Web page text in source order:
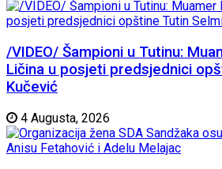
/VIDEO/ Šampioni u Tutinu:
Ličina u posjeti predsjednici
Kučević
4 Augusta, 2026